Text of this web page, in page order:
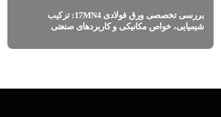
بررسی تخصصی ورق فولادی 17MN4: ترکیب
شیمیایی، خواص مکانیکی و کاربردهای صنعتی